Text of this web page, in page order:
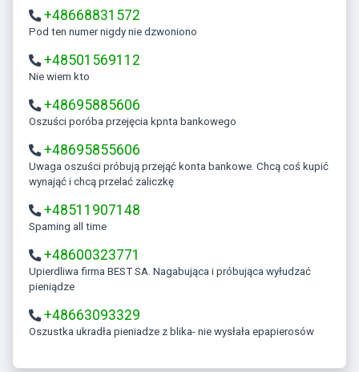
+48668831572
Pod ten numer nigdy nie dzwoniono
+48501569112
Nie wiem kto
+48695885606
Oszuści poróba przejęcia kpnta bankowego
+48695855606
Uwaga oszuści próbują przejąć konta bankowe. Chcą coś kupić
wynająć i chcą przelać zaliczkę
+48511907148
Spaming all time
+48600323771
Upierdliwa firma BEST SA. Nagabująca i próbująca wyłudzać
pieniądze
+48663093329
Oszustka ukradła pieniadze z blika- nie wysłała epapierosów